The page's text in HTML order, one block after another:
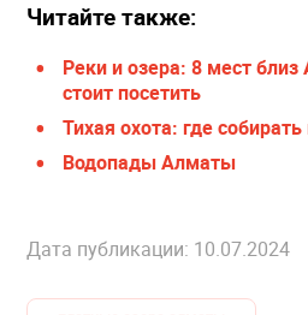
Читайте также:
Реки и озера: 8 мест
стоит посетить
Тихая охота: где
Водопады Алматы
Дата публикации: 10.07.2024